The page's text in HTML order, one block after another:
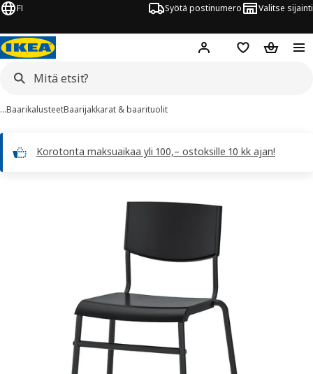
FI Syötä postinumero Valitse sijainti
Hej! Kirjaudu sisään
Suosikit
…BaarikalusteetBaarijakkarat & baarituolit
Korotonta maksuaikaa yli 100,– ostoksille 10 kk ajan!